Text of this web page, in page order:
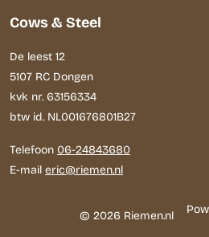
Cows & Steel
De leest 12
5107 RC Dongen
kvk nr. 63156334
btw id. NL001676801B27
Telefoon 06-24843680
E-mail eric@riemen.nl
© 2026 Riemen.nl